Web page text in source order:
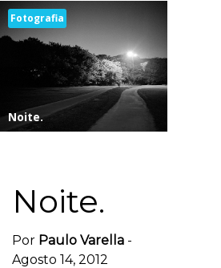
Fotografia
Noite.
Noite.
Por Paulo Varella -
Agosto 14, 2012